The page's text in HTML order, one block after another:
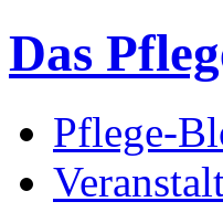
Das
Pflege-